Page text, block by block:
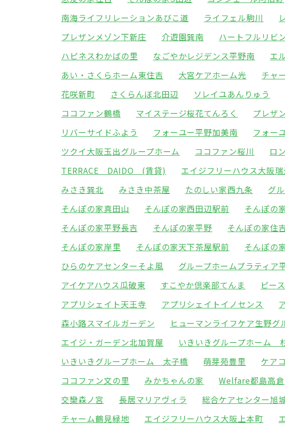
南海ライフリレーションあびこ道
ライフェル駒川
プレザンメゾン下新庄
介遊園巽南 ハートフルリビ
ハピネスわかばの里
なごやかレジデンス平野南 エ
あい・さくらホーム東住吉
大宮ケアホーム光 チャ
花咲新町
さくらんぼ北田辺 ソレイユあんりゅう
ココファン鶴橋
マイステージ桜花てんろく プレザ
リバーサイドふよう
フォーユー平野加美南 フォー
ツクイ大阪玉出グループホーム
ココファン桜川 ロ
TERRACE DAIDO (賃貸)
エイジフリーハウス大阪
みさき巽北
みさき中茶屋 たのしい家西九条 グ
そんぽの家真田山
そんぽの家西田辺駅前 そんぽの
そんぽの家平野長吉
そんぽの家平野 そんぽの家住
そんぽの家岸里
そんぽの家天下茶屋駅前 そんぽの
ひらのケアセンターそよ風
グループホームプラティア
アイケアハウス瓜破東
すこやか倶楽部てんま ピー
アプリシェイト天王寺
アプリシェイトイノセンス
森小路スマイルガーデン
ヒューマンライフケア生野グ
エイジ・ガーデン北加賀屋
いきいきグループホーム
いきいきグループホーム 太子橋
萌芽苑豊里 ケア
ココファン文の里
みかちゃんの家 Welfare都島高倉
交欒森ノ宮
長居マリアヴィラ 総合ケアセンター旭
チャーム鶴見緑地
エイジフリーハウス大阪上本町